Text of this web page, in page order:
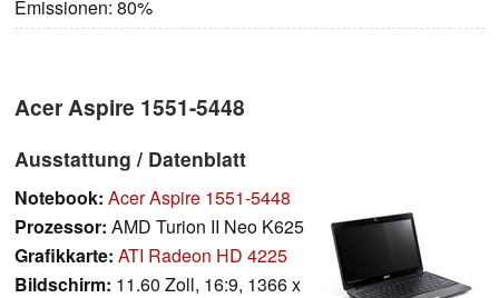
Emissionen: 80%
Acer Aspire 1551-5448
Ausstattung / Datenblatt
Notebook: Acer Aspire 1551-5448
Prozessor: AMD Turion II Neo K625
Grafikkarte: ATI Radeon HD 4225
Bildschirm: 11.60 Zoll, 16:9, 1366 x